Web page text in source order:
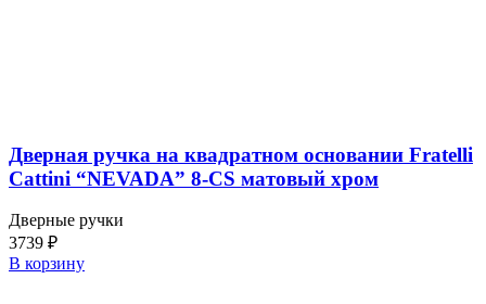
Дверная ручка на квадратном основании Fratelli
Cattini “NEVADA” 8-CS матовый хром
Дверные ручки
3739 ₽
В корзину